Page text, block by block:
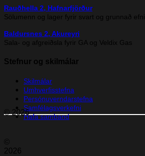
Rauðhella 2, Hafnarfjörður
Sölumenn og lager fyrir svart og grunnað efni.
Baldursnes 2, Akureyri
Sala- og afgreiðsla fyrir GA og Veldix Gas
Stefnur og skilmálar
Skilmálar
Umhverfisstefna
Persónuverndarstefna
Samfélagsverkefni
Hafa samband
© 2026
©
2026